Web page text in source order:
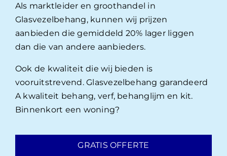
Als marktleider en groothandel in
Glasvezelbehang, kunnen wij prijzen
aanbieden die gemiddeld 20% lager liggen
dan die van andere aanbieders.
Ook de kwaliteit die wij bieden is
vooruitstrevend. Glasvezelbehang garandeerd
A kwaliteit behang, verf, behanglijm en kit.
Binnenkort een woning?
GRATIS OFFERTE